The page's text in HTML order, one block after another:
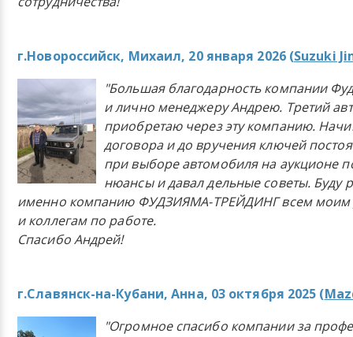
г.Новороссийск, Михаил, 20 января 2026 (Suzuki
"Большая благодарность компании
и лично менеджеру Андрею. Третий
приобретаю через эту компанию.
договора и до вручения ключей
при выборе автомобиля на аукционе
нюансы и давал дельные советы. Буду
именно компанию ФУДЗИЯМА-ТРЕЙДИНГ всем моим
и коллегам по работе.
Спасибо Андрей!
г.Славянск-на-Кубани, Анна, 03 октября 2025 (
"Огромное спасибо компании за